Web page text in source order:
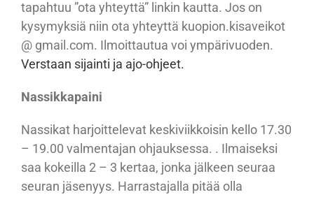
tapahtuu ”ota yhteyttä” linkin kautta. Jos on
kysymyksiä niin ota yhteyttä kuopion.kisaveikot
@ gmail.com. Ilmoittautua voi ympärivuoden.
Verstaan sijainti ja ajo-ohjeet.
Nassikkapaini
Nassikat harjoittelevat keskiviikkoisin kello 17.30
– 19.00 valmentajan ohjauksessa. . Ilmaiseksi
saa kokeilla 2 – 3 kertaa, jonka jälkeen seuraa
seuran jäsenyys. Harrastajalla pitää olla